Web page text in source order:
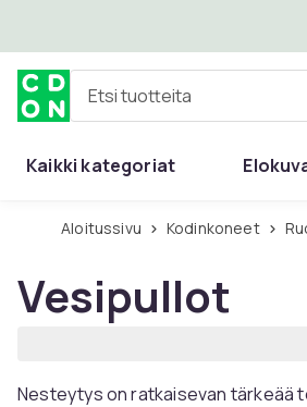
Etsi tuotteita
Kaikki kategoriat
Aloitussivu Kodinkoneet
Vesipullot
Nesteytys on ratkaisevan tärkeää